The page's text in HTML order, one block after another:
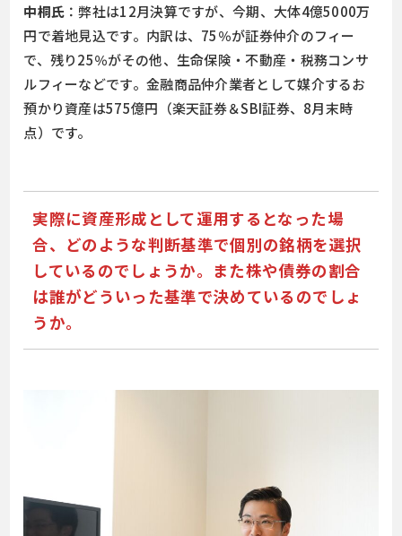
中桐氏 ：弊社は12月決算ですが、今期、大体4億5000万
円で着地見込です。内訳は、75％が証券仲介のフィー
で、残り25％がその他、生命保険・不動産・税務コンサ
ルフィーなどです。金融商品仲介業者として媒介するお
預かり資産は575億円（楽天証券＆SBI証券、8月末時
点）です。
実際に資産形成として運用するとなった場
合、どのような判断基準で個別の銘柄を選択
しているのでしょうか。また株や債券の割合
は誰がどういった基準で決めているのでしょ
うか。